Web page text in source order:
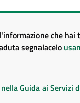
che hai
segnalacelo
Guida ai Servizi